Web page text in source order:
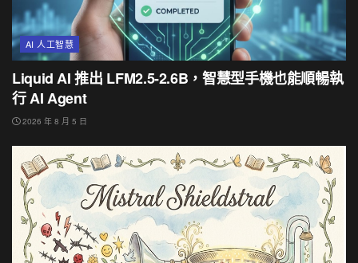
AI 人工智慧
Liquid AI 推出 LFM2.5-2.6B，智慧型手機也能順暢執
行 AI Agent
2026 年 8 月 5 日